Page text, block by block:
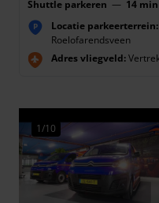
Shuttle parkeren — 14 min
P Locatie parkeerterrein:
Roelofarendsveen
Adres vliegveld:
1/10